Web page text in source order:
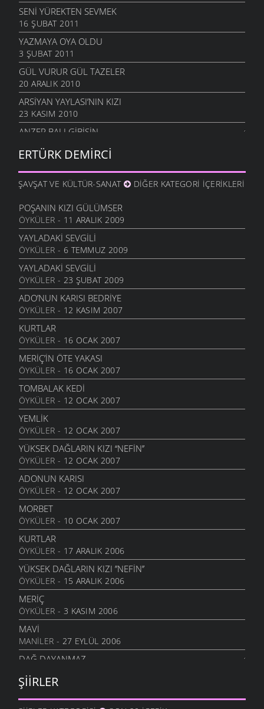
SENI YÜREKTEN SEVMEK
16 ŞUBAT 2011
YAZMAYA OYA OLDU
3 ŞUBAT 2011
GÜL VURUR GÜL TAZELER
20 ARALIK 2010
ARSIYAN YAYLASI’NIN KIZI
23 KASIM 2010
ANZER BALI GIBISIN
SEVERIM İSTANBULU
14 EKIM 2010
GÖZLER SESSIZ AĞLADI
10 EKIM 2010
İÇIMDE SAKLIYORUM
29 EYLÜL 2010
SENSIZIM ŞIMDI
23 EYLÜL 2010
HAYALIN
20 AĞUSTOS 2010
DIRHEM DIRHEM
22 TEMMUZ 2010
GEZELIM SAHILI
28 HAZIRAN 2010
SEN VARSIN BU ŞEHIRDE
10 HAZIRAN 2010
SEVDANIN PANAYIRI
23 MAYIS 2010
BITMEZ BU AĞLAYIŞLAR
7 MAYIS 2010
NAZAR BONCUĞU GIBI
25 NISAN 2010
YALANMIŞ
10 NISAN 2010
İNADINA YAŞAMAK
30 MART 2010
GERIYE DÖNMEDIN KI
21 MART 2010
ŞAVŞAT YOLUNDA
10 MART 2010
İSTANBUL GÜZELI
10 MART 2010
SAZLAR SUSTU
4 MART 2010
GIDIYORSUN
23 ŞUBAT 2010
UMUTSUZLAR
ERTÜRK DEMIRCI
ŞAVŞAT VE KÜLTÜR-SANAT DIĞER KATEGORI İÇERIKLERI
POŞANIN KIZI GÜLÜMSER
ÖYKÜLER - 11 ARALIK 2009
YAYLADAKI SEVGILI
ÖYKÜLER - 6 TEMMUZ 2009
YAYLADAKI SEVGILI
ÖYKÜLER - 23 ŞUBAT 2009
ADO’NUN KARISI BEDRIYE
ÖYKÜLER - 12 KASIM 2007
KURTLAR
ÖYKÜLER - 16 OCAK 2007
MERİÇ’İN ÖTE YAKASI
ÖYKÜLER - 16 OCAK 2007
TOMBALAK KEDİ
ÖYKÜLER - 12 OCAK 2007
YEMLİK
ÖYKÜLER - 12 OCAK 2007
YÜKSEK DAĞLARIN KIZI ‘‘NEFİN’’
ÖYKÜLER - 12 OCAK 2007
ADONUN KARISI
ÖYKÜLER - 12 OCAK 2007
MORBET
ÖYKÜLER - 10 OCAK 2007
KURTLAR
ÖYKÜLER - 17 ARALIK 2006
YÜKSEK DAĞLARIN KIZI ’’NEFIN’’
ÖYKÜLER - 15 ARALIK 2006
MERIÇ
ÖYKÜLER - 3 KASIM 2006
MAVI
MANILER - 27 EYLÜL 2006
DAĞ DAYANMAZ
KALEDEN INIŞ OLMAZ
MANILER- 27 EYLÜL 2006
ŞIIRLER